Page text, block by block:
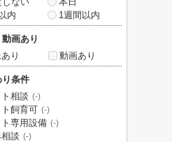
内
1週間以内
画あり
り
動画あり
り条件
相談 (-)
飼育可 (-)
専用設備 (-)
談 (-)